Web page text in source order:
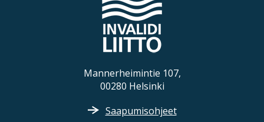
Mannerheimintie 107,
00280 Helsinki
Saapumisohjeet